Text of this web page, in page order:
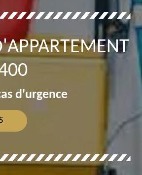
d'urgence